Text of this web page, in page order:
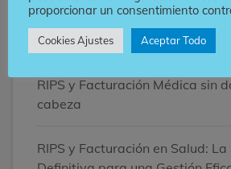
Optimiza la gestión de RIPS: 5
Acelerar el Flujo de Caja en tu IPS
RIPS y Facturación Médica sin
cabeza
RIPS y Facturación en Salud: La
proporcionar un consentimiento
Cookies Ajustes Aceptar Todo